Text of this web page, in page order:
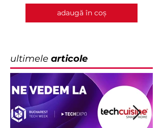
adaugă în coș
ultimele articole